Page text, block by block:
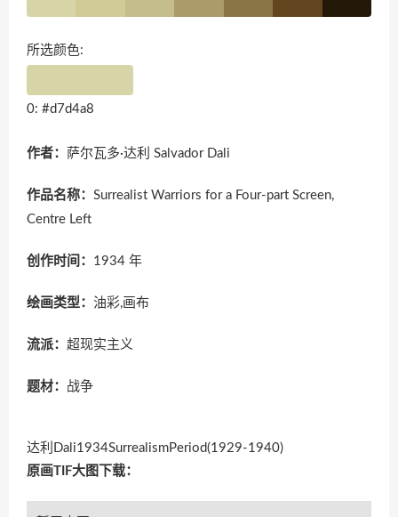
所选颜色:
0: #d7d4a8
作者： 萨尔瓦多·达利 Salvador Dali
作品名称： Surrealist Warriors for a Four-part Screen,
Centre Left
创作时间： 1934 年
绘画类型： 油彩,画布
流派： 超现实主义
题材： 战争
达利Dali1934SurrealismPeriod(1929-1940)
原画TIF大图下载：